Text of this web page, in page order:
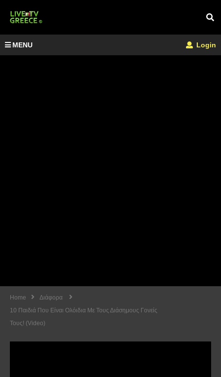
MENU Login
Home
Διάφορα
10 Παιδιά Που Είναι Ολόιδια Με Τους Διάσημους Γονείς
Τους! (Video)